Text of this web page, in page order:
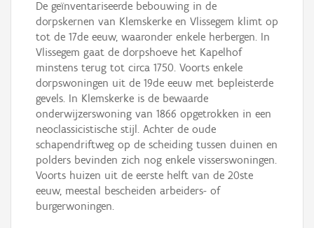
De geïnventariseerde bebouwing in de
dorpskernen van Klemskerke en Vlissegem klimt op
tot de 17de eeuw, waaronder enkele herbergen. In
Vlissegem gaat de dorpshoeve het Kapelhof
minstens terug tot circa 1750. Voorts enkele
dorpswoningen uit de 19de eeuw met bepleisterde
gevels. In Klemskerke is de bewaarde
onderwijzerswoning van 1866 opgetrokken in een
neoclassicistische stijl. Achter de oude
schapendriftweg op de scheiding tussen duinen en
polders bevinden zich nog enkele visserswoningen.
Voorts huizen uit de eerste helft van de 20ste
eeuw, meestal bescheiden arbeiders- of
burgerwoningen.